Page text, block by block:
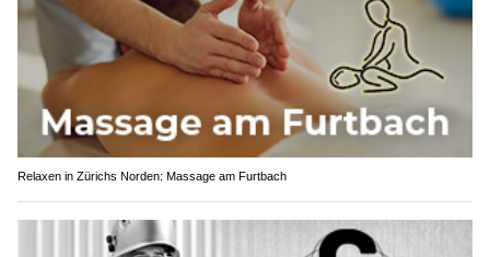
Relaxen in Zürichs Norden: Massage am Furtbach